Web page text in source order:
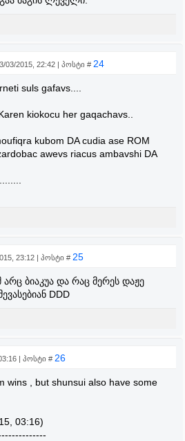
03/2015, 22:42 | პოსტი # 24
suls gafavs....
kiokocu her gaqachavs..
kubom DA cudia ase ROM
awevs riacus ambavshi DA
23:12 | პოსტი # 25
არც ბიაკუა და რაც მერეს დაჟე
DDD
| პოსტი # 26
wins , but shunsui also have some
03:16)